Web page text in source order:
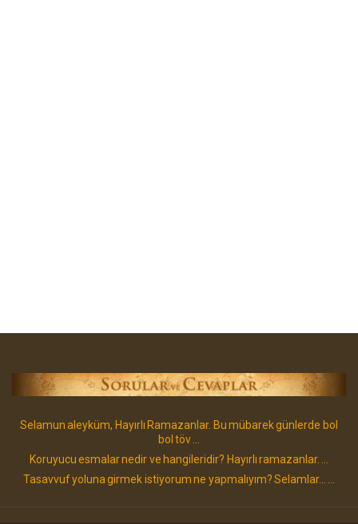
Selamun aleyküm, Hayırlı Ramazanlar. Bu mübarek günlerde bol
bol töv ...
Koruyucu esmalar nedir ve hangileridir? Hayırlı ramazanlar. ...
Tasavvuf yoluna girmek istiyorum ne yapmalıyım? Selamlar... ...